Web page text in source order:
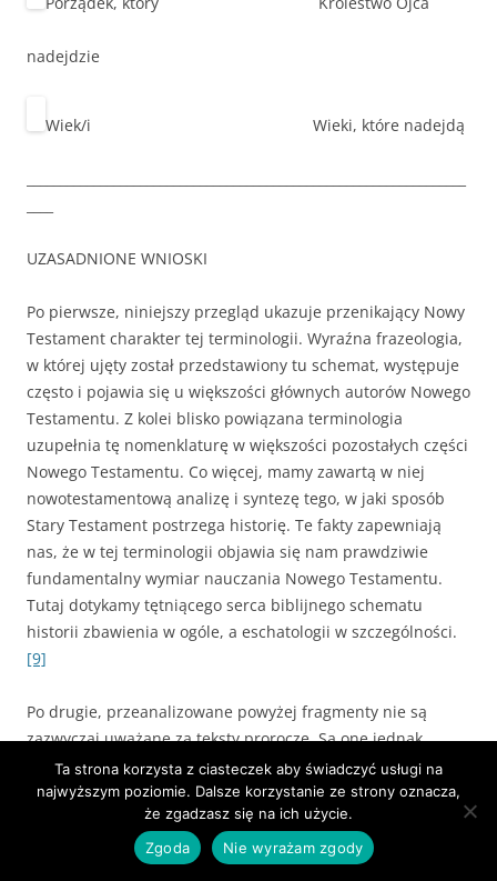
nadejdzie
Wiek/i Wieki, które nadejdą
UZASADNIONE WNIOSKI
Po pierwsze, niniejszy przegląd ukazuje przenikający Nowy
Testament charakter tej terminologii. Wyraźna frazeologia,
w której ujęty został przedstawiony tu schemat, występuje
często i pojawia się u większości głównych autorów Nowego
Testamentu. Z kolei blisko powiązana terminologia
uzupełnia tę nomenklaturę w większości pozostałych części
Nowego Testamentu. Co więcej, mamy zawartą w niej
nowotestamentową analizę i syntezę tego, w jaki sposób
Stary Testament postrzega historię. Te fakty zapewniają
nas, że w tej terminologii objawia się nam prawdziwie
fundamentalny wymiar nauczania Nowego Testamentu.
Tutaj dotykamy tętniącego serca biblijnego schematu
historii zbawienia w ogóle, a eschatologii w szczególności.
[9]
Po drugie, przeanalizowane powyżej fragmenty nie są
zazwyczaj uważane za teksty prorocze. Są one jednak
bardzo istotne dla proroctw, a przy tym należą do
najjaśniejszych i najbardziej dosłownych ustępów Nowego
Testamentu. Jasne jest zatem, że nie ma potrzeby
zgłębienia tajemnic ksiąg Daniela i Objawienia, aby uzyskać
podstawowe zrozumienie biblijnej nauki o rzeczach
Ta strona korzysta z ciasteczek aby świadczyć usługi na
najwyższym poziomie. Dalsze korzystanie ze strony oznacza,
że zgadzasz się na ich użycie.
Zgoda
Nie wyrażam zgody